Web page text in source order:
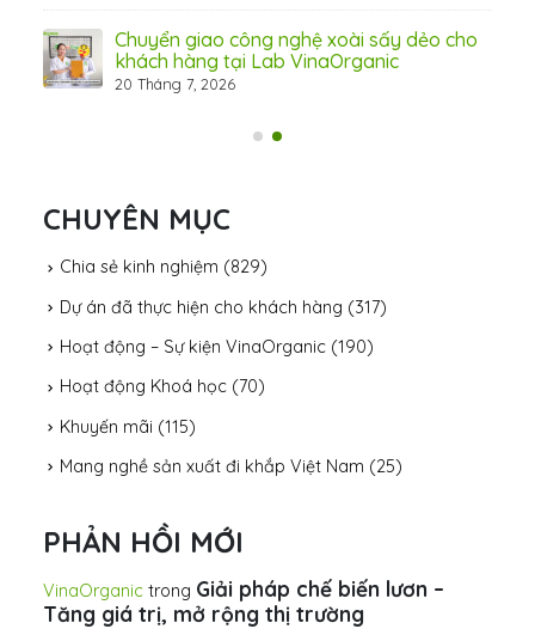
Chuyển giao công nghệ xoài sấy dẻo cho
khách hàng tại Lab VinaOrganic
20 Tháng 7, 2026
CHUYÊN MỤC
Chia sẻ kinh nghiệm (829)
Dự án đã thực hiện cho khách hàng (317)
Hoạt động – Sự kiện VinaOrganic (190)
Hoạt động Khoá học (70)
Khuyến mãi (115)
Mang nghề sản xuất đi khắp Việt Nam (25)
PHẢN HỒI MỚI
VinaOrganic trong Giải pháp chế biến lươn –
Tăng giá trị, mở rộng thị trường